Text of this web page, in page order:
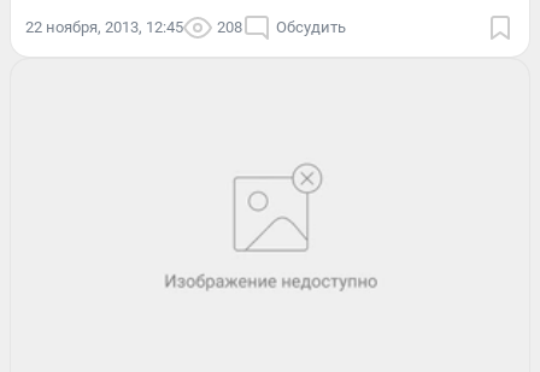
22 ноября, 2013, 12:45 208 Обсудить